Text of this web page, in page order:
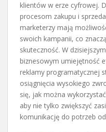
klientów w erze cyfrowej.
procesom zakupu i
marketerzy mają
swoich kampanii, co
skuteczność. W
biznesowym umiejętność
reklamy programatycznej
osiągnięcia wysokiego
się, jak można
aby nie tylko zwiększyć
komunikację do potrzeb